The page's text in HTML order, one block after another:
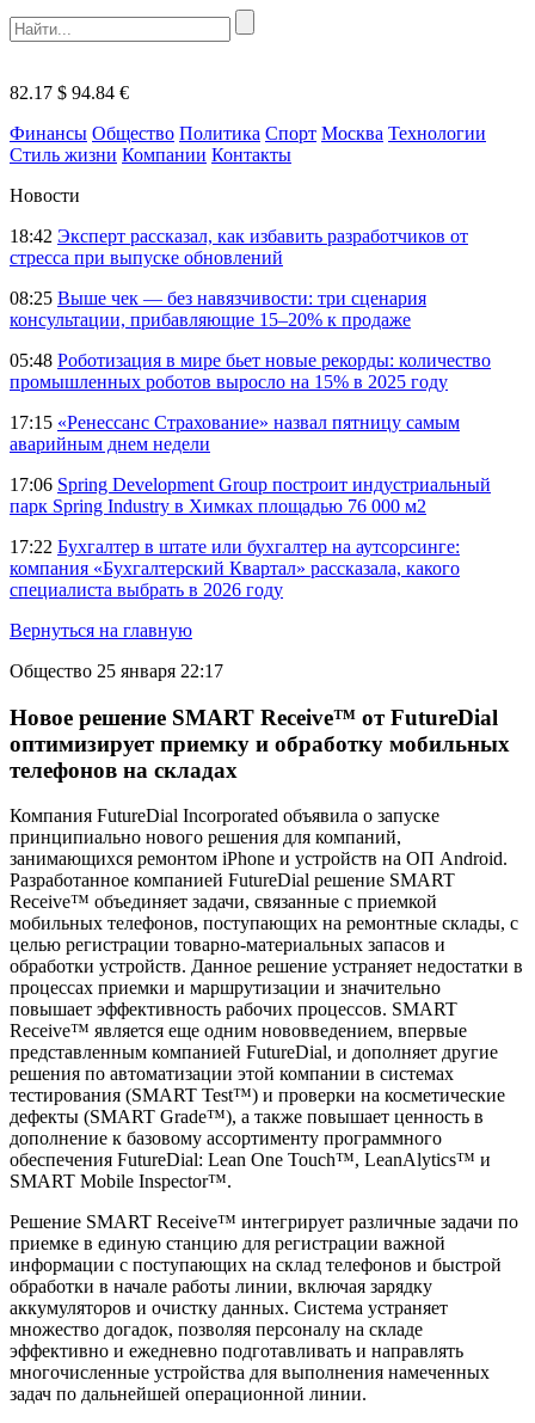
82.17 $ 94.84 €
Финансы Общество Политика Спорт Москва Технологии
Стиль жизни Компании Контакты
Новости
18:42 Эксперт рассказал, как избавить разработчиков от
стресса при выпуске обновлений
08:25 Выше чек — без навязчивости: три сценария
консультации, прибавляющие 15–20% к продаже
05:48 Роботизация в мире бьет новые рекорды: количество
промышленных роботов выросло на 15% в 2025 году
17:15 «Ренессанс Страхование» назвал пятницу самым
аварийным днем недели
17:06 Spring Development Group построит индустриальный
парк Spring Industry в Химках площадью 76 000 м2
17:22 Бухгалтер в штате или бухгалтер на аутсорсинге:
компания «Бухгалтерский Квартал» рассказала, какого
специалиста выбрать в 2026 году
Вернуться на главную
Общество 25 января 22:17
Новое решение SMART Receive™ от FutureDial
оптимизирует приемку и обработку мобильных
телефонов на складах
Компания FutureDial Incorporated объявила о запуске
принципиально нового решения для компаний,
занимающихся ремонтом iPhone и устройств на ОП Android.
Разработанное компанией FutureDial решение SMART
Receive™ объединяет задачи, связанные с приемкой
мобильных телефонов, поступающих на ремонтные склады, с
целью регистрации товарно-материальных запасов и
обработки устройств. Данное решение устраняет недостатки в
процессах приемки и маршрутизации и значительно
повышает эффективность рабочих процессов. SMART
Receive™ является еще одним нововведением, впервые
представленным компанией FutureDial, и дополняет другие
решения по автоматизации этой компании в системах
тестирования (SMART Test™) и проверки на косметические
дефекты (SMART Grade™), а также повышает ценность в
дополнение к базовому ассортименту программного
обеспечения FutureDial: Lean One Touch™, LeanAlytics™ и
SMART Mobile Inspector™.
Решение SMART Receive™ интегрирует различные задачи по
приемке в единую станцию для регистрации важной
информации с поступающих на склад телефонов и быстрой
обработки в начале работы линии, включая зарядку
аккумуляторов и очистку данных. Система устраняет
множество догадок, позволяя персоналу на складе
эффективно и ежедневно подготавливать и направлять
многочисленные устройства для выполнения намеченных
задач по дальнейшей операционной линии.